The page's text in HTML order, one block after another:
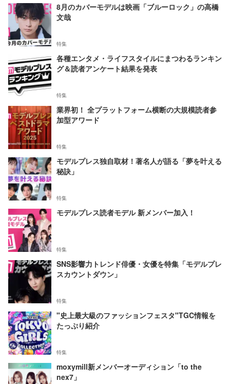
8月のカバーモデルは映画「ブルーロック」の高橋
文哉
特集
各種エンタメ・ライフスタイルにまつわるランキン
グ＆読者アンケート結果を発表
特集
業界初！ 全プラットフォーム横断の大規模読者参
加型アワード
特集
モデルプレス独自取材！著名人が語る「夢を叶える
秘訣」
特集
モデルプレス読者モデル 新メンバー加入！
特集
SNS影響力トレンド俳優・女優を特集「モデルプレ
スカウントダウン」
特集
"史上最大級のファッションフェスタ"TGC情報を
たっぷり紹介
特集
moxymill新メンバーオーディション「to the
nex7」